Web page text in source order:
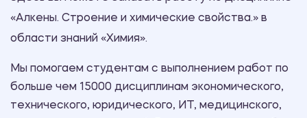
«Алкены. Строение и химические свойства.» в
области знаний «Химия».
Мы помогаем студентам с выполнением работ по
больше чем 15000 дисциплинам экономического,
технического, юридического, ИТ, медицинского,